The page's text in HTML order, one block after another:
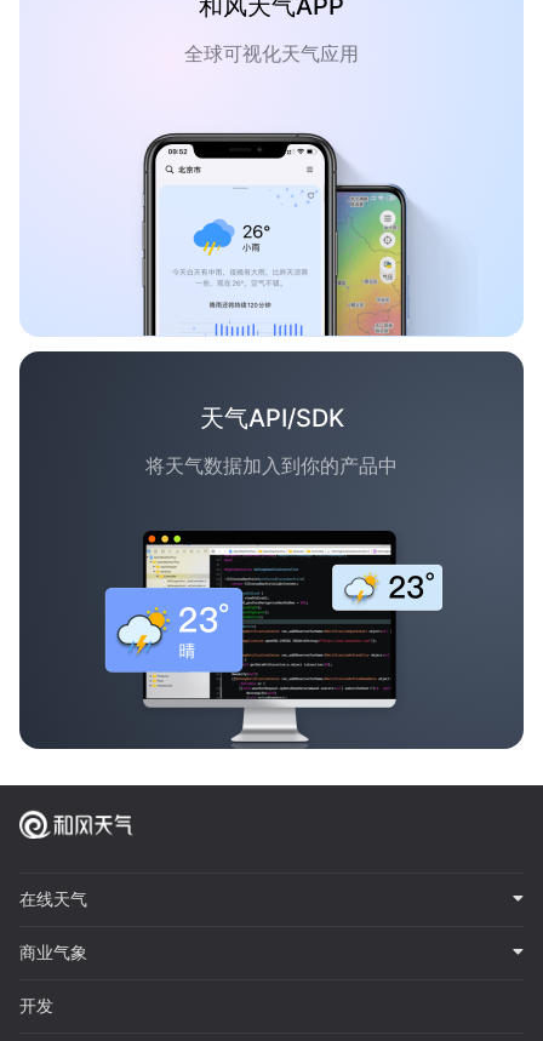
和风天气APP
全球可视化天气应用
天气API/SDK
将天气数据加入到你的产品中
在线天气
商业气象
开发